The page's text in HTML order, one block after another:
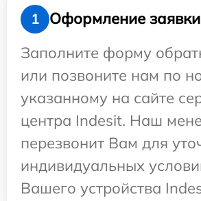
1
Оформление заявки
Заполните форму
или позвоните нам по
указанному на сайте
центра Indesit. Наш
перезвонит Вам для
индивидуальных
Вашего устройства